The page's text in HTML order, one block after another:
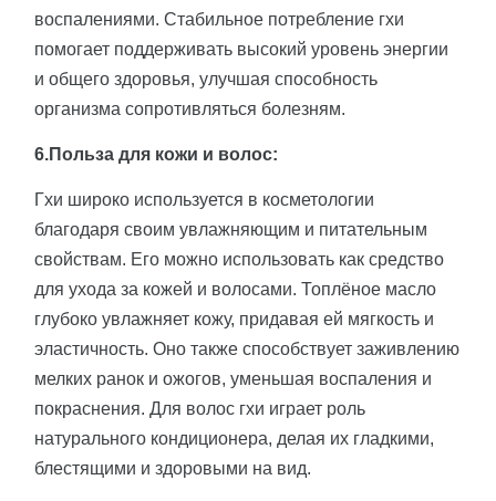
воспалениями. Стабильное потребление гхи
помогает поддерживать высокий уровень энергии
и общего здоровья, улучшая способность
организма сопротивляться болезням.
6.Польза для кожи и волос:
Гхи широко используется в косметологии
благодаря своим увлажняющим и питательным
свойствам. Его можно использовать как средство
для ухода за кожей и волосами. Топлёное масло
глубоко увлажняет кожу, придавая ей мягкость и
эластичность. Оно также способствует заживлению
мелких ранок и ожогов, уменьшая воспаления и
покраснения. Для волос гхи играет роль
натурального кондиционера, делая их гладкими,
блестящими и здоровыми на вид.